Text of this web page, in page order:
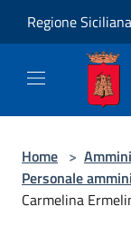
Regione Siciliana
Home >
Personale
Carmelina